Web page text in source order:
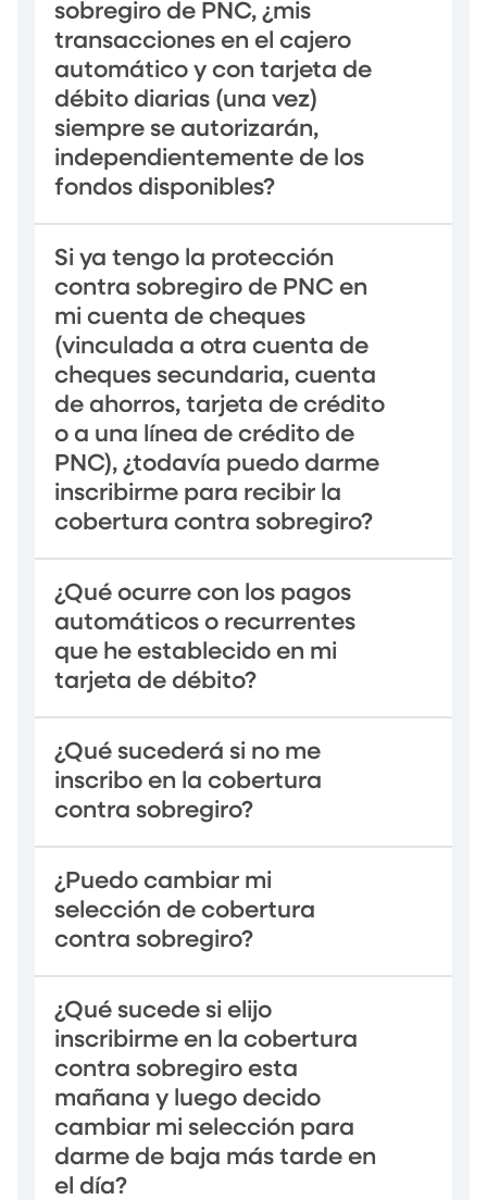
sobregiro de PNC, ¿mis
transacciones en el cajero
automático y con tarjeta de
débito diarias (una vez)
siempre se autorizarán,
independientemente de los
fondos disponibles?
Si ya tengo la protección
contra sobregiro de PNC en
mi cuenta de cheques
(vinculada a otra cuenta de
cheques secundaria, cuenta
de ahorros, tarjeta de crédito
o a una línea de crédito de
PNC), ¿todavía puedo darme
inscribirme para recibir la
cobertura contra sobregiro?
¿Qué ocurre con los pagos
automáticos o recurrentes
que he establecido en mi
tarjeta de débito?
¿Qué sucederá si no me
inscribo en la cobertura
contra sobregiro?
¿Puedo cambiar mi
selección de cobertura
contra sobregiro?
¿Qué sucede si elijo
inscribirme en la cobertura
contra sobregiro esta
mañana y luego decido
cambiar mi selección para
darme de baja más tarde en
el día?